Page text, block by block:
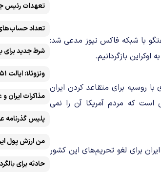
با شبکه فاکس نیوز مدعی شد:
بازگردانیم.
روسیه برای متقاعد کردن ایران
که مردم آمریکا آن را نمی
برای لغو تحریم‌های این کشور
تعهدات رئیس
تعداد حساب‌های
شرط جدید برای
ونزوئلا: ایالت ۵۱ آمریکا!
مذاکرات ایران
پلیس گذرنامه
من ارزش پول
حادثه برای